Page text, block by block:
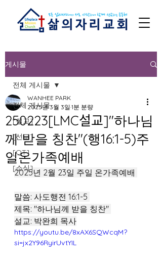
게시물
전체 게시물
[설교]
[선교]
[QT]
[소식]
전체 게시물
250223[LMC설교]"하나님
께 받을 칭찬"(행16:1-5)주
일온가족예배
WANHEE PARK
2025년 3월 3일 1분 분량
2025년 2월 23일 주일 온가족예배
말씀: 사도행전 16:1-5
제목: "하나님께 받을 칭찬"
설교: 박완희 목사
https://youtu.be/8xAX6SQWcqM?
si=jx2Y96RyirUvtYIL